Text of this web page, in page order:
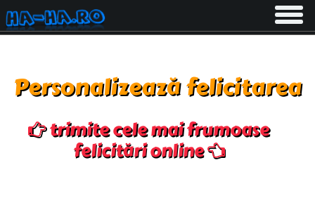
Toggle
Personalizează felicitarea
trimite cele mai frumoase
felicitări online